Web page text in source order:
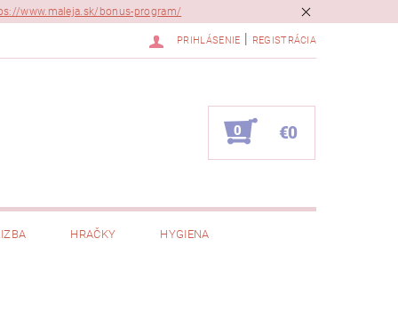
www.maleja.sk/bonus-program/
PRIHLÁSENIE REGISTRÁCIA
0 €0
HRAČKY HYGIENA